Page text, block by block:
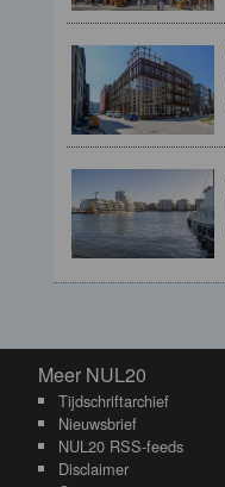
Meer NUL20
Meer NUL20
Tijdschriftarchief
Nieuwsbrief
NUL20 RSS-feeds
Disclaimer